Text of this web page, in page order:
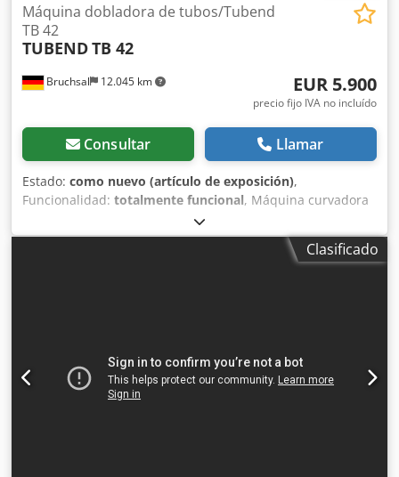
Bruchsal 12.045 km
Máquina dobladora de tubos/Tubend
TB 42
TUBENDTB 42
EUR 5.900
precio fijo IVA no incluído
Consultar Llamar
Estado: como nuevo (artículo de exposición),
Funcionalidad: totalmente funcional, Máquina curvadora
de tubos TUBEND TB 42, incluye 3 juegos de herramientas.
-Certificación CE -Rango de curvado: 42 x 3 mm -
Accionamiento hidráulico -Selector de ángulo ajustable
aproximadamente 500 kg Salvo errores u omisiones.
Clasificado